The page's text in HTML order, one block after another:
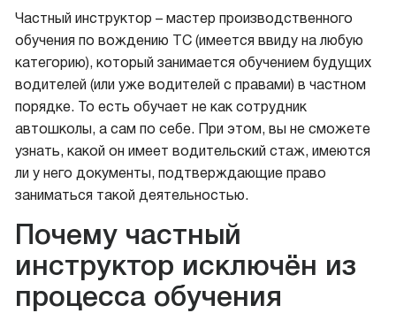
Частный инструктор – мастер производственного
обучения по вождению ТС (имеется ввиду на любую
категорию), который занимается обучением будущих
водителей (или уже водителей с правами) в частном
порядке. То есть обучает не как сотрудник
автошколы, а сам по себе. При этом, вы не сможете
узнать, какой он имеет водительский стаж, имеются
ли у него документы, подтверждающие право
заниматься такой деятельностью.
Почему частный
инструктор исключён из
процесса обучения